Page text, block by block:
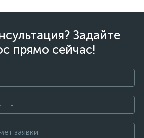
Задайте
прямо сейчас!